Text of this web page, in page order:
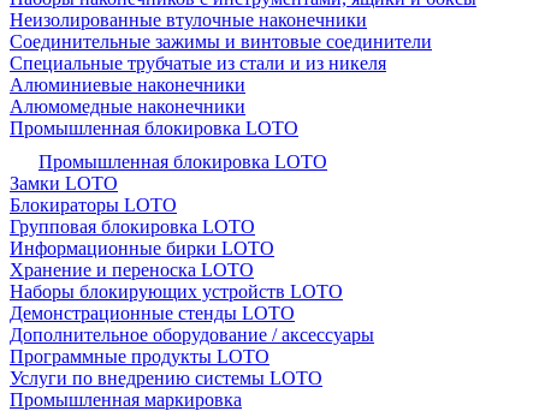
Неизолированные втулочные наконечники
Соединительные зажимы и винтовые соединители
Специальные трубчатые из стали и из никеля
Алюминиевые наконечники
Алюмомедные наконечники
Промышленная блокировка LOTO
Промышленная блокировка LOTO
Замки LOTO
Блокираторы LOTO
Групповая блокировка LOTO
Информационные бирки LOTO
Хранение и переноска LOTO
Наборы блокирующих устройств LOTO
Демонстрационные стенды LOTO
Дополнительное оборудование / аксессуары
Программные продукты LOTO
Услуги по внедрению системы LOTO
Промышленная маркировка